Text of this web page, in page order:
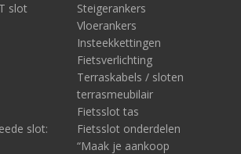
slot
slot:
Steigerankers
Vloerankers
Insteekkettingen
Fietsverlichting
Terraskabels / sloten
terrasmeubilair
Fietsslot tas
Fietsslot onderdelen
“Maak je aankoop